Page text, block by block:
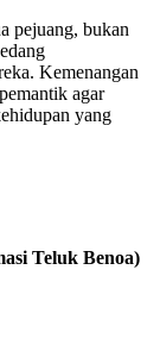
pejuang, bukan
Kemenangan
agar
yang
Teluk Benoa)